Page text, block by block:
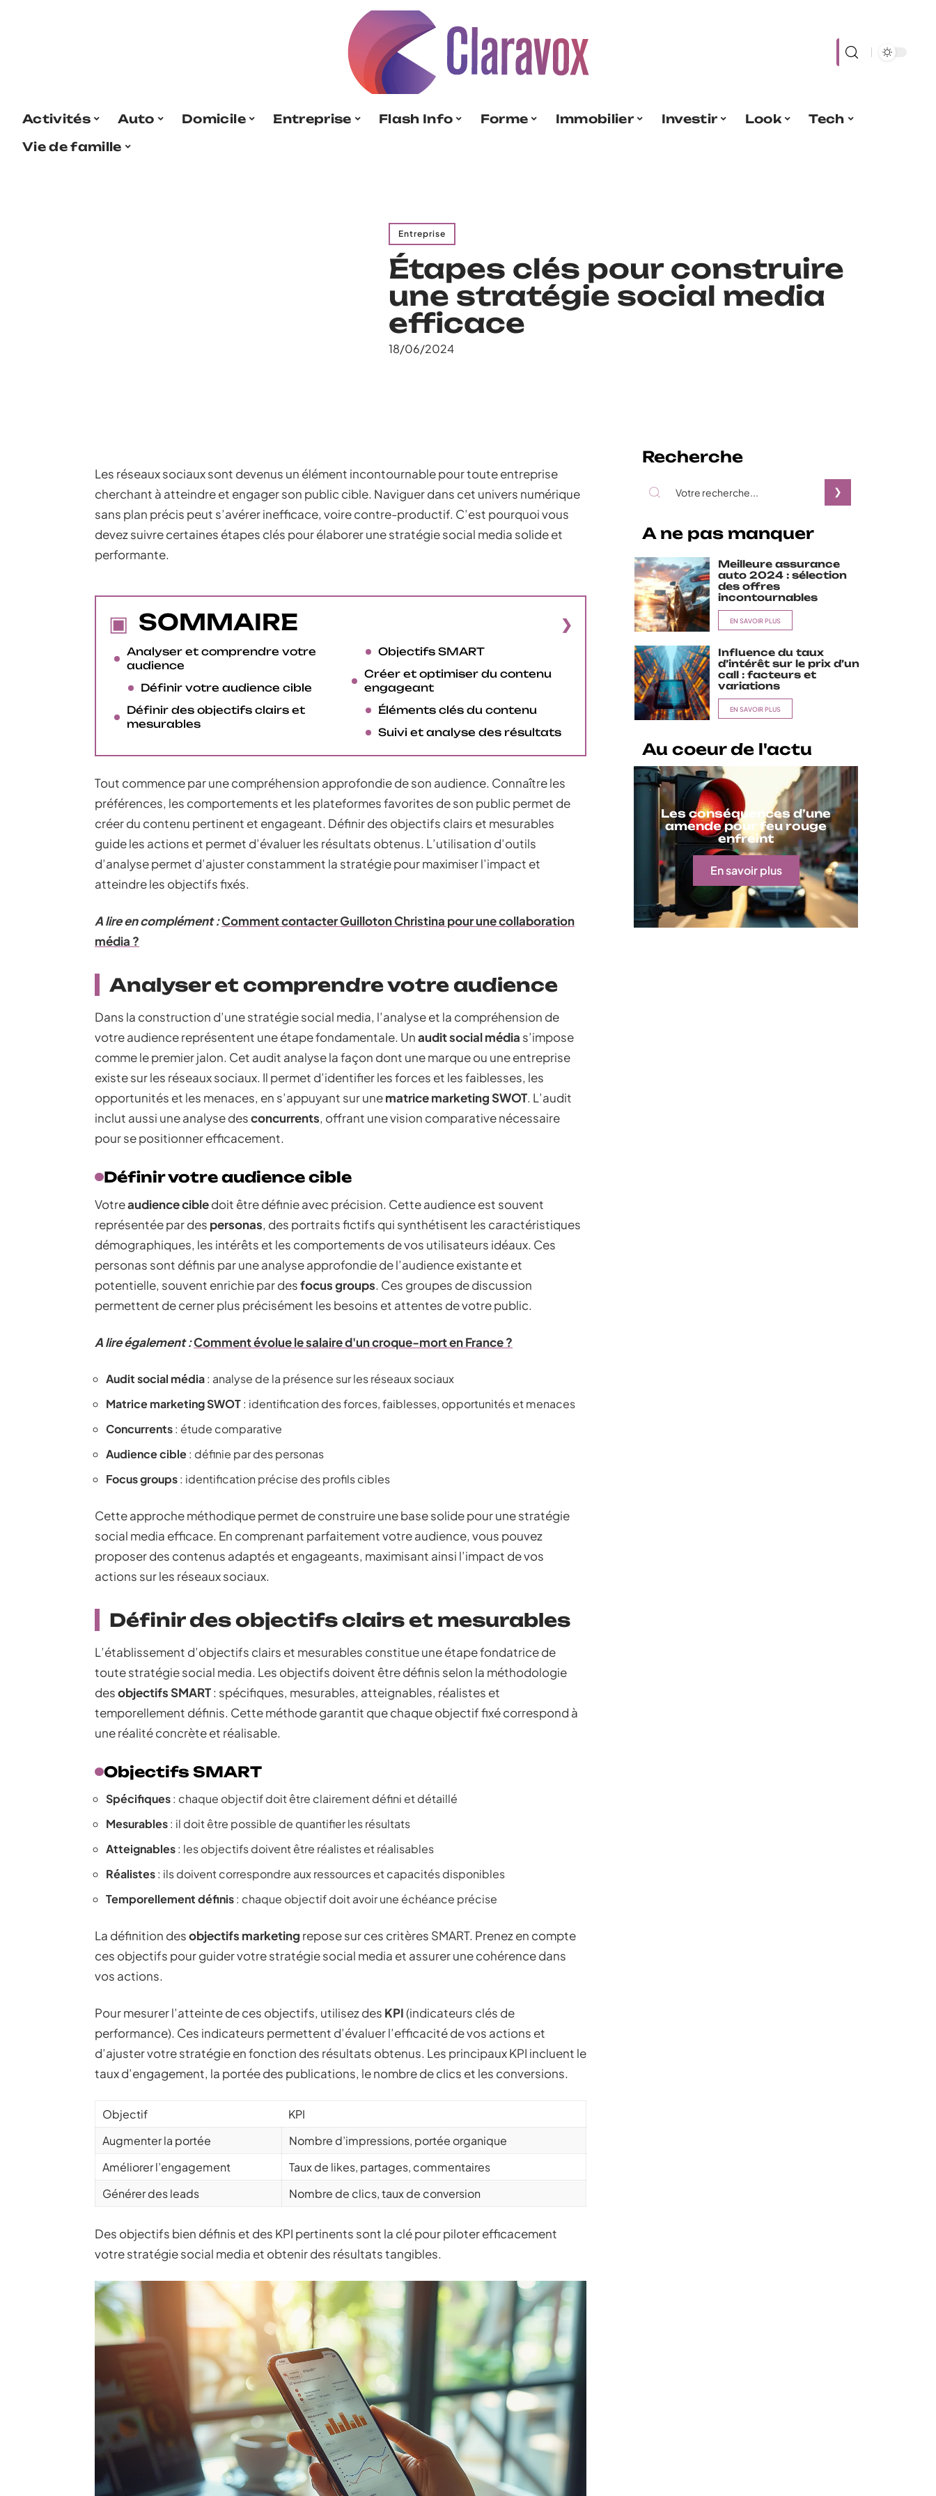
Activités Auto Domicile Entreprise Flash Info Forme Immobilier Investir Look
Tech
Vie de famille
Entreprise
Étapes clés pour construire
une stratégie social media
efficace
18/06/2024
Les réseaux sociaux sont devenus un élément incontournable pour toute entreprise
cherchant à atteindre et engager son public cible. Naviguer dans cet univers numérique
sans plan précis peut s’avérer inefficace, voire contre-productif. C’est pourquoi vous
devez suivre certaines étapes clés pour élaborer une stratégie social media solide et
performante.
SOMMAIRE
Analyser et comprendre votre
audience
Définir votre audience cible
Définir des objectifs clairs et
mesurables
Objectifs SMART
Créer et optimiser du contenu
engageant
Éléments clés du contenu
Suivi et analyse des résultats
Tout commence par une compréhension approfondie de son audience. Connaître les
préférences, les comportements et les plateformes favorites de son public permet de
créer du contenu pertinent et engageant. Définir des objectifs clairs et mesurables
guide les actions et permet d’évaluer les résultats obtenus. L’utilisation d’outils
d’analyse permet d’ajuster constamment la stratégie pour maximiser l’impact et
atteindre les objectifs fixés.
A lire en complément :Comment contacter Guilloton Christina pour une collaboration
média ?
Analyser et comprendre votre audience
Dans la construction d’une stratégie social media, l’analyse et la compréhension de
votre audience représentent une étape fondamentale. Unaudit social média s’impose
comme le premier jalon. Cet audit analyse la façon dont une marque ou une entreprise
existe sur les réseaux sociaux. Il permet d’identifier les forces et les faiblesses, les
opportunités et les menaces, en s’appuyant sur unematrice marketing SWOT. L’audit
inclut aussi une analyse desconcurrents, offrant une vision comparative nécessaire
pour se positionner efficacement.
Définir votre audience cible
Votreaudience cibledoit être définie avec précision. Cette audience est souvent
représentée par des personas, des portraits fictifs qui synthétisent les caractéristiques
démographiques, les intérêts et les comportements de vos utilisateurs idéaux. Ces
personas sont définis par une analyse approfondie de l’audience existante et
potentielle, souvent enrichie par desfocus groups. Ces groupes de discussion
permettent de cerner plus précisément les besoins et attentes de votre public.
A lire également :Comment évolue le salaire d'un croque-mort en France ?
Audit social média: analyse de la présence sur les réseaux sociaux
Matrice marketing SWOT: identification des forces, faiblesses, opportunités et menaces
Concurrents: étude comparative
Audience cible: définie par des personas
Focus groups: identification précise des profils cibles
Cette approche méthodique permet de construire une base solide pour une stratégie
social media efficace. En comprenant parfaitement votre audience, vous pouvez
proposer des contenus adaptés et engageants, maximisant ainsi l’impact de vos
actions sur les réseaux sociaux.
Définir des objectifs clairs et mesurables
L’établissement d’objectifs clairs et mesurables constitue une étape fondatrice de
toute stratégie social media. Les objectifs doivent être définis selon la méthodologie
desobjectifs SMART: spécifiques, mesurables, atteignables, réalistes et
temporellement définis. Cette méthode garantit que chaque objectif fixé correspond à
une réalité concrète et réalisable.
Objectifs SMART
Spécifiques: chaque objectif doit être clairement défini et détaillé
Mesurables: il doit être possible de quantifier les résultats
Atteignables: les objectifs doivent être réalistes et réalisables
Réalistes: ils doivent correspondre aux ressources et capacités disponibles
Temporellement définis: chaque objectif doit avoir une échéance précise
La définition desobjectifs marketing repose sur ces critères SMART. Prenez en compte
ces objectifs pour guider votre stratégie social media et assurer une cohérence dans
vos actions.
Pour mesurer l’atteinte de ces objectifs, utilisez des KPI(indicateurs clés de
performance). Ces indicateurs permettent d’évaluer l’efficacité de vos actions et
d’ajuster votre stratégie en fonction des résultats obtenus. Les principaux KPI incluent le
taux d’engagement, la portée des publications, le nombre de clics et les conversions.
Objectif
KPI
Augmenter la portée
Nombre d’impressions, portée organique
Améliorer l’engagement
Taux de likes, partages, commentaires
Générer des leads
Nombre de clics, taux de conversion
Des objectifs bien définis et des KPI pertinents sont la clé pour piloter efficacement
votre stratégie social media et obtenir des résultats tangibles.
Recherche
A ne pas manquer
Meilleure assurance
auto 2024 : sélection
des offres
incontournables
EN SAVOIR PLUS
Influence du taux
d’intérêt sur le prix d’un
call : facteurs et
variations
EN SAVOIR PLUS
Au coeur de l'actu
Les conséquences d’une
amende pour feu rouge
enfreint
En savoir plus